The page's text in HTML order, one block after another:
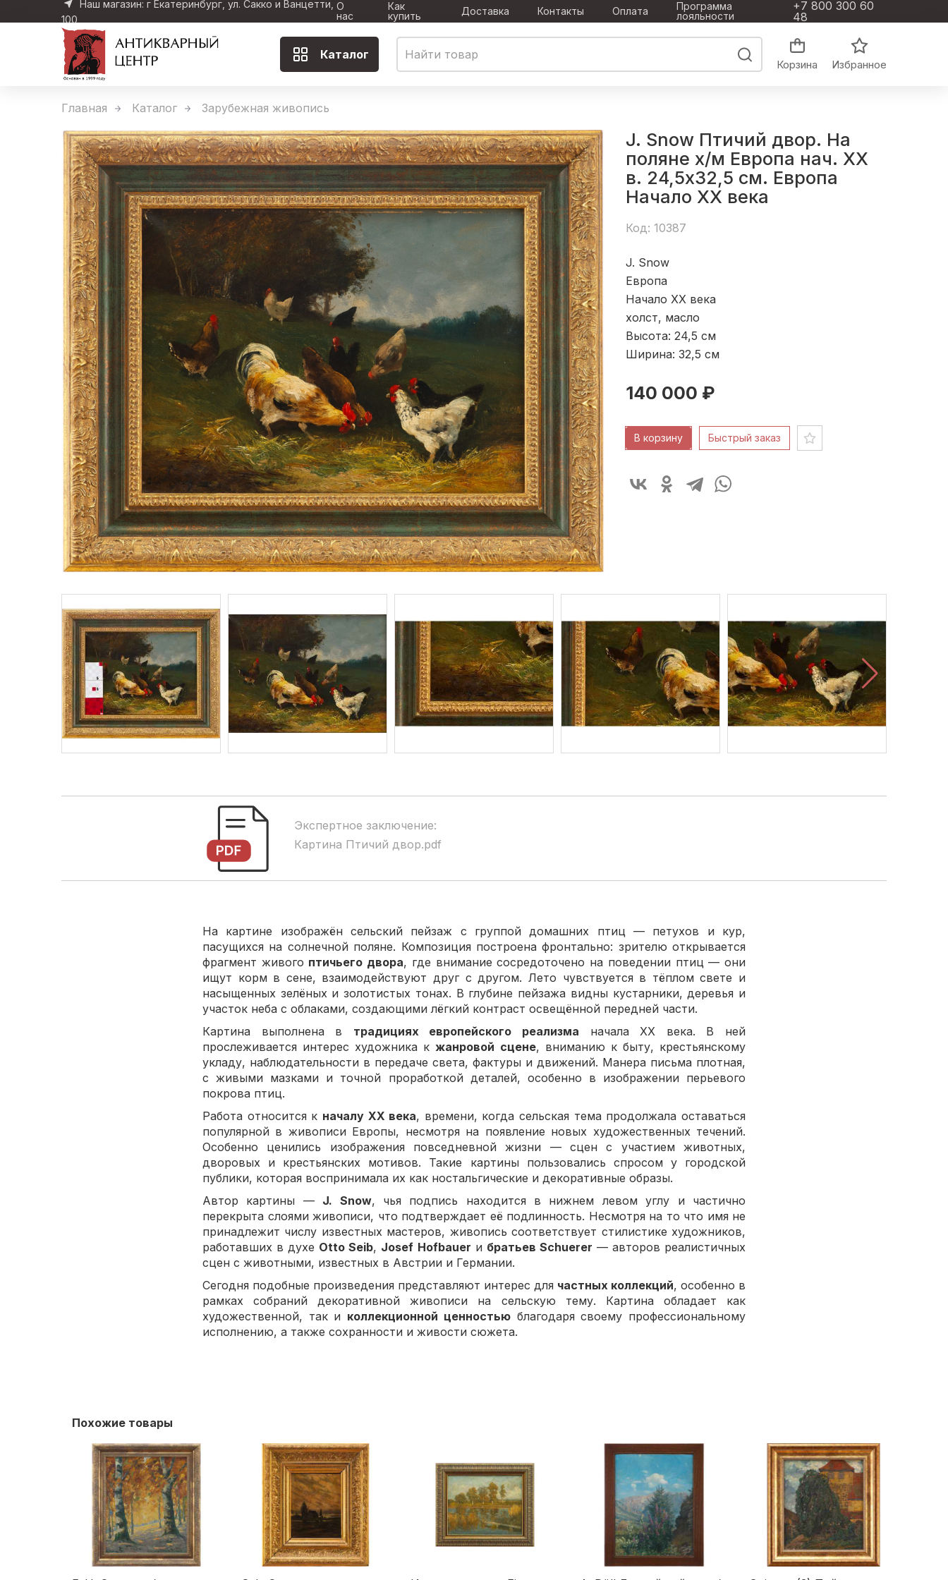
Наш магазин: г Екатеринбург, ул. Сакко и Ванцетти,
100
О
нас
Как
купить
Доставка Контакты Оплата
Программа
лояльности
+7 800 300 60
48
Каталог
Корзина Избранное
Главная Каталог Зарубежная живопись
J. Snow Птичий двор. На
поляне х/м Европа нач. ХХ
в. 24,5x32,5 см. Европа
Начало XX века
Код: 10387
J. Snow
Европа
Начало XX века
холст, масло
Высота: 24,5 см
Ширина: 32,5 см
140 000 ₽
В корзину Быстрый заказ
Экспертное заключение:
Картина Птичий двор.pdf
На картине изображён сельский пейзаж с группой домашних птиц — петухов и кур,
пасущихся на солнечной поляне. Композиция построена фронтально: зрителю открывается
фрагмент живого птичьего двора, где внимание сосредоточено на поведении птиц — они
ищут корм в сене, взаимодействуют друг с другом. Лето чувствуется в тёплом свете и
насыщенных зелёных и золотистых тонах. В глубине пейзажа видны кустарники, деревья и
участок неба с облаками, создающими лёгкий контраст освещённой передней части.
Картина выполнена в традициях европейского реализма начала XX века. В ней
прослеживается интерес художника кжанровой сцене, вниманию к быту, крестьянскому
укладу, наблюдательности в передаче света, фактуры и движений. Манера письма плотная,
с живыми мазками и точной проработкой деталей, особенно в изображении перьевого
покрова птиц.
Работа относится к началу XX века, времени, когда сельская тема продолжала оставаться
популярной в живописи Европы, несмотря на появление новых художественных течений.
Особенно ценились изображения повседневной жизни — сцен с участием животных,
дворовых и крестьянских мотивов. Такие картины пользовались спросом у городской
публики, которая воспринимала их как ностальгические и декоративные образы.
Автор картины — J. Snow, чья подпись находится в нижнем левом углу и частично
перекрыта слоями живописи, что подтверждает её подлинность. Несмотря на то что имя не
принадлежит числу известных мастеров, живопись соответствует стилистике художников,
работавших в духе Otto Seib, Josef Hofbauer и братьев Schuerer — авторов реалистичных
сцен с животными, известных в Австрии и Германии.
Сегодня подобные произведения представляют интерес для частных коллекций, особенно в
рамках собраний декоративной живописи на сельскую тему. Картина обладает как
художественной, так и коллекционной ценностьюблагодаря своему профессиональному
исполнению, а также сохранности и живости сюжета.
Похожие товары